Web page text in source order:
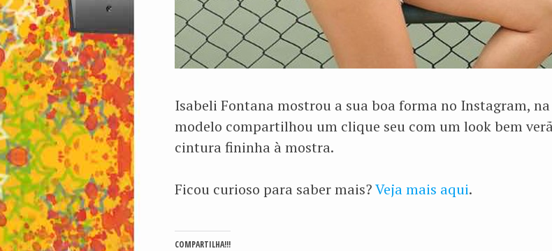
Isabeli Fontana mostrou a sua boa forma no Instagram,
modelo compartilhou um clique seu com um look bem
cintura fininha à mostra.
Ficou curioso para saber mais?Veja mais aqui.
COMPARTILHA!!!